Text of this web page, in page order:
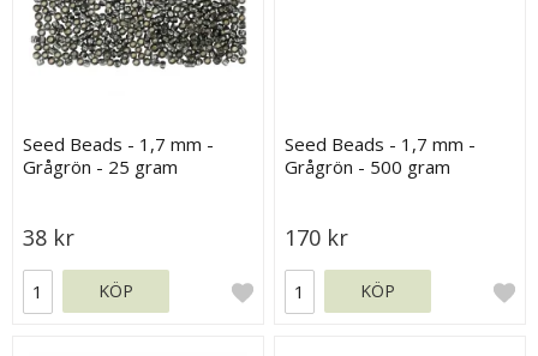
Seed Beads - 1,7 mm -
Grågrön - 25 gram
38 kr
KÖP
Seed Beads - 1,7 mm -
Grågrön - 500 gram
170 kr
KÖP